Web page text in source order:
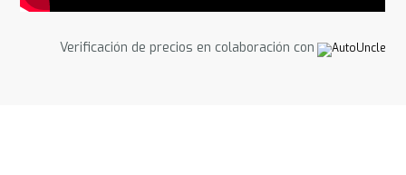
Verificación de precios en colaboración con